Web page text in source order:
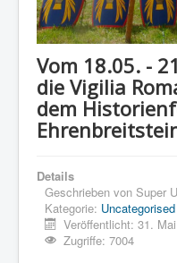
Vom 18.05. -
die Vigilia
dem
Details
Geschrieben von Super
Kategorie: Uncategorised
Veröffentlicht: 31.
Zugriffe: 7004